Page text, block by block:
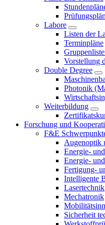
Labore
Listen der
Terminpläne
Vorstellung
Double Degree
Photonik
Weiterbildung
Forschung und
F&E
Augenoptik
Energie-
Energie-
Fertigung-
Intelligente
Lasertechnik
Mechatronik
Sicherheit